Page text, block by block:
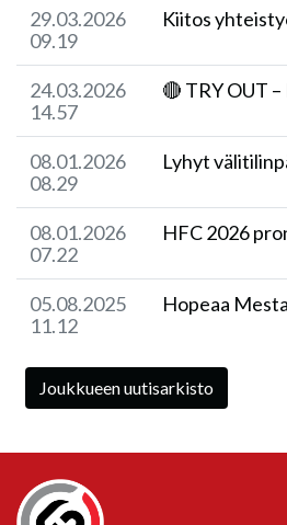
29.03.2026
09.19
Kiitos
24.03.2026
14.57
🔴 TRY OUT
08.01.2026
08.29
Lyhyt
08.01.2026
07.22
HFC 2026
05.08.2025
11.12
Hopeaa
Joukkueen uutisarkisto